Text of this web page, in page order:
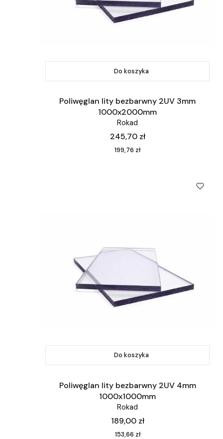
Do koszyka
Poliwęglan lity bezbarwny 2UV 3mm
1000x2000mm
Rokad
Cena
245,70 zł
Cena
199,76 zł
Do koszyka
Poliwęglan lity bezbarwny 2UV 4mm
1000x1000mm
Rokad
Cena
189,00 zł
Cena
153,66 zł